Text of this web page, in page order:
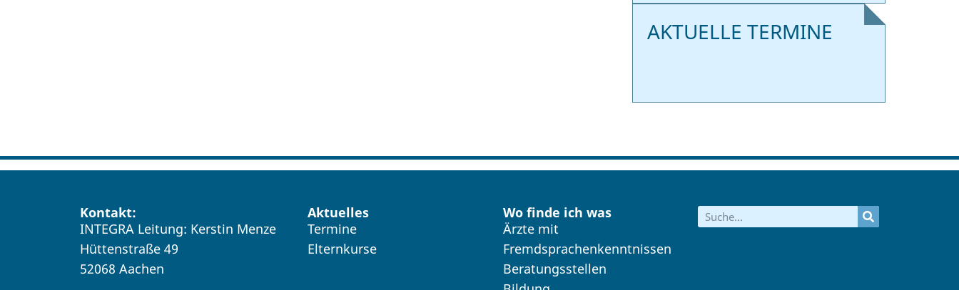
AKTUELLE TERMINE
Kontakt:
INTEGRA Leitung: Kerstin Menze
Hüttenstraße 49
52068 Aachen
Aktuelles
Termine
Elternkurse
Wo finde ich was
Ärzte mit
Fremdsprachenkenntnissen
Beratungsstellen